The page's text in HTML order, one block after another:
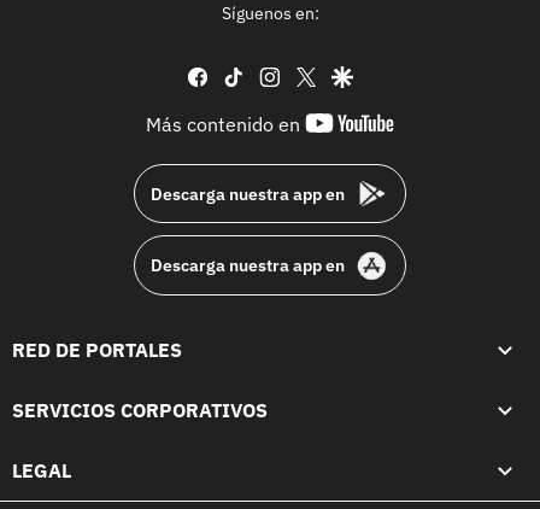
Síguenos en:
facebook
tiktok instagram
twittergoogle
Más contenido en
youtube-
Descarga nuestra app en
Descarga nuestra app en
RED DE PORTALES
SERVICIOS CORPORATIVOS
LEGAL